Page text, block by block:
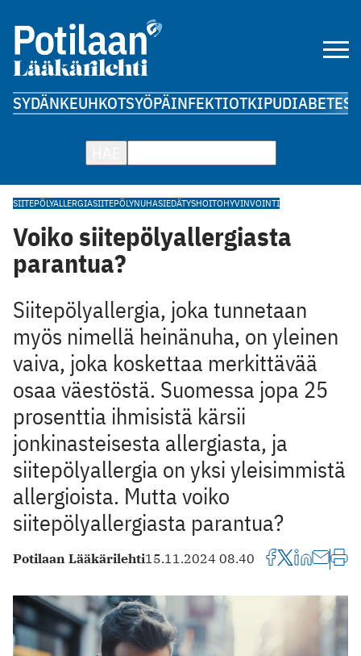
SYDÄNKEUHKOTSYÖPÄINFEKTIOTKIPUDIABETES
SIITEPÖLYALLERGIASIITEPÖLYNUHASIEDÄTYSHOITOHYVINVOINTI
Voiko siitepölyallergiasta
parantua?
Siitepölyallergia, joka tunnetaan
myös nimellä heinänuha, on yleinen
vaiva, joka koskettaa merkittävää
osaa väestöstä. Suomessa jopa 25
prosenttia ihmisistä kärsii
jonkinasteisesta allergiasta, ja
siitepölyallergia on yksi yleisimmistä
allergioista. Mutta voiko
siitepölyallergiasta parantua?
Potilaan Lääkärilehti15.11.2024 08.40